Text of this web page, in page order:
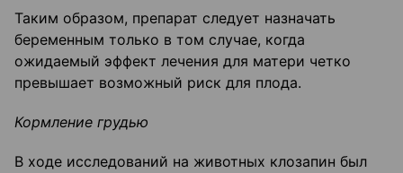
Таким образом, препарат следует назначать
беременным только в том случае, когда
ожидаемый эффект лечения для матери четко
превышает возможный риск для плода.
Кормление грудью
В ходе исследований на животных клозапин был